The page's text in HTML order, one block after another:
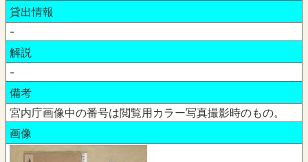
貸出情報
-
解説
-
備考
宮内庁画像中の番号は閲覧用カラー写真撮影時のもの。
画像